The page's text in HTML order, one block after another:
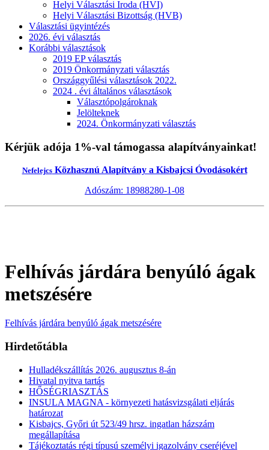
Helyi Választási Iroda (HVI)
Helyi Választási Bizottság (HVB)
Választási ügyintézés
2026. évi választás
Korábbi választások
2019 EP választás
2019 Önkormányzati választás
Országgyűlési választások 2022.
2024 . évi általános választások
Választópolgároknak
Jelölteknek
2024. Önkormányzati választás
Kérjük adója 1%-val támogassa alapítványainkat!
NefelejcsKözhasznú Alapítvány a Kisbajcsi Óvodásokért
Adószám: 18988280-1-08
Felhívás járdára benyúló ágak
metszésére
Felhívás járdára benyúló ágak metszésére
Hirdetőtábla
Hulladékszállítás 2026. augusztus 8-án
Hivatal nyitva tartás
HŐSÉGRIASZTÁS
INSULA MAGNA - környezeti hatásvizsgálati eljárás
határozat
Kisbajcs, Győri út 523/49 hrsz. ingatlan házszám
megállapítása
Tájékoztatás régi típusú személyi igazolvány cseréjével